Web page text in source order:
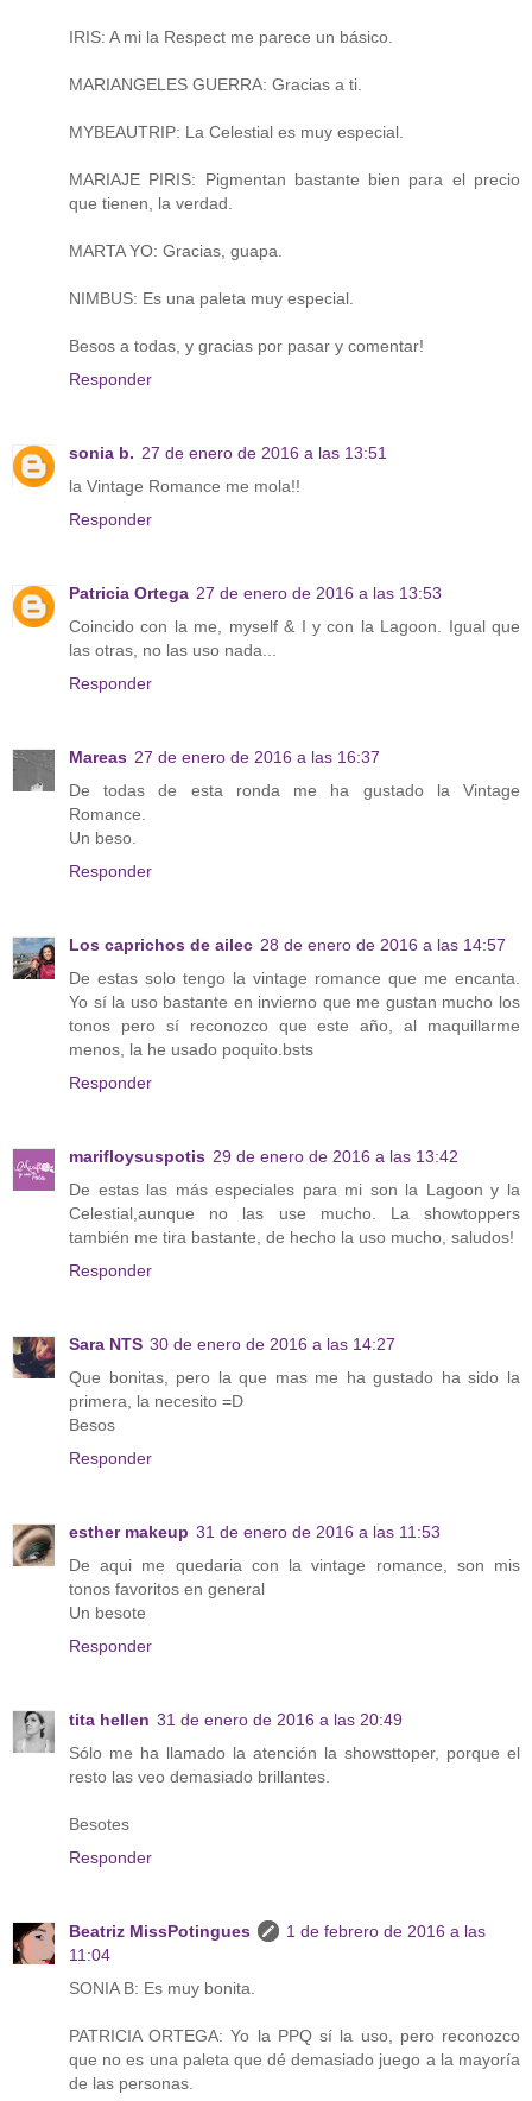
IRIS: A mi la Respect me parece un básico.
MARIANGELES GUERRA: Gracias a ti.
MYBEAUTRIP: La Celestial es muy especial.
MARIAJE PIRIS: Pigmentan bastante bien para el precio
que tienen, la verdad.
MARTA YO: Gracias, guapa.
NIMBUS: Es una paleta muy especial.
Besos a todas, y gracias por pasar y comentar!
Responder
sonia b. 27 de enero de 2016 a las 13:51
la Vintage Romance me mola!!
Responder
Patricia Ortega 27 de enero de 2016 a las 13:53
Coincido con la me, myself & I y con la Lagoon. Igual que
las otras, no las uso nada...
Responder
Mareas 27 de enero de 2016 a las 16:37
De todas de esta ronda me ha gustado la Vintage
Romance.
Un beso.
Responder
Los caprichos de ailec 28 de enero de 2016 a las 14:57
De estas solo tengo la vintage romance que me encanta.
Yo sí la uso bastante en invierno que me gustan mucho los
tonos pero sí reconozco que este año, al maquillarme
menos, la he usado poquito.bsts
Responder
marifloysuspotis 29 de enero de 2016 a las 13:42
De estas las más especiales para mi son la Lagoon y la
Celestial,aunque no las use mucho. La showtoppers
también me tira bastante, de hecho la uso mucho, saludos!
Responder
Sara NTS 30 de enero de 2016 a las 14:27
Que bonitas, pero la que mas me ha gustado ha sido la
primera, la necesito =D
Besos
Responder
esther makeup 31 de enero de 2016 a las 11:53
De aqui me quedaria con la vintage romance, son mis
tonos favoritos en general
Un besote
Responder
tita hellen 31 de enero de 2016 a las 20:49
Sólo me ha llamado la atención la showsttoper, porque el
resto las veo demasiado brillantes.
Besotes
Responder
Beatriz MissPotingues
1 de febrero de 2016 a las
11:04
SONIA B: Es muy bonita.
PATRICIA ORTEGA: Yo la PPQ sí la uso, pero reconozco
que no es una paleta que dé demasiado juego a la mayoría
de las personas.